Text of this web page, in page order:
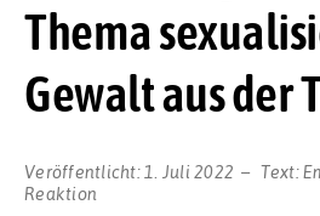
Thema
Gewalt aus der
Veröffentlicht: 1. Juli 2022 Text:
Reaktion